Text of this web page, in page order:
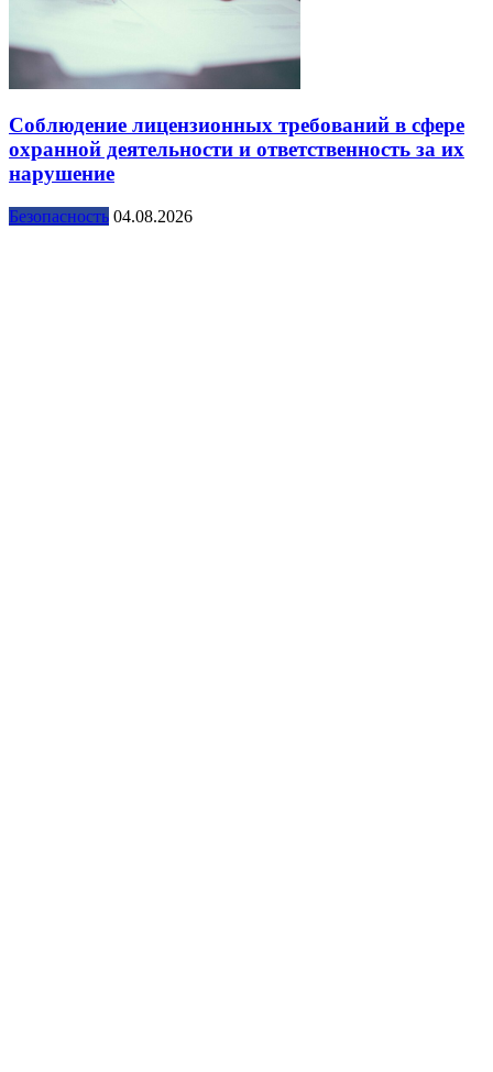
Соблюдение лицензионных требований в сфере
охранной деятельности и ответственность за их
нарушение
Безопасность 04.08.2026